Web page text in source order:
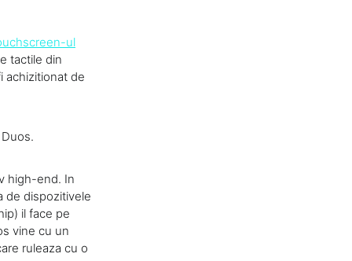
ul
tactile din
achizitionat de
high-end. In
de dispozitivele
il face pe
vine cu un
ruleaza cu o